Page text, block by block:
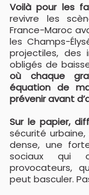
Voilà pour les
revivre les
France-Maroc
les Champs-
projectiles, des
obligés de
où chaque
équation de
prévenir avant
Sur le papier,
sécurité
dense, une
sociaux qui
provocateurs,
peut basculer.